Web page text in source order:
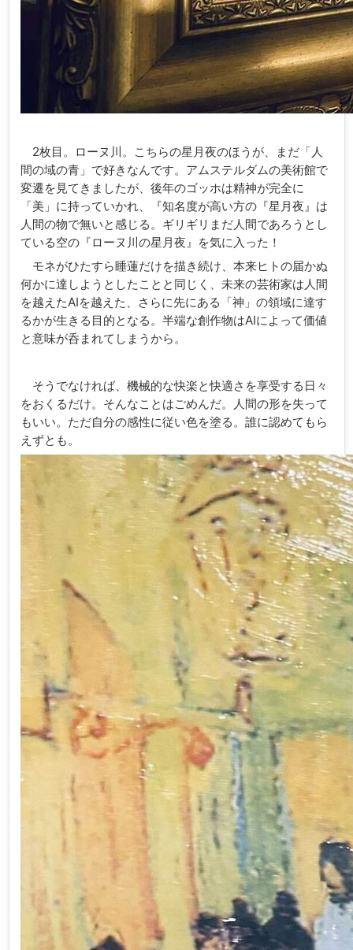
2枚目。ローヌ川。こちらの星月夜のほうが、まだ「人
間の域の青」で好きなんです。アムステルダムの美術館で
変遷を見てきましたが、後年のゴッホは精神が完全に
「美」に持っていかれ、『知名度が高い方の『星月夜』は
人間の物で無いと感じる。ギリギリまだ人間であろうとし
ている空の『ローヌ川の星月夜』を気に入った！
モネがひたすら睡蓮だけを描き続け、本来ヒトの届かぬ
何かに達しようとしたことと同じく、未来の芸術家は人間
を越えたAIを越えた、さらに先にある「神」の領域に達す
るかが生きる目的となる。半端な創作物はAIによって価値
と意味が呑まれてしまうから。
そうでなければ、機械的な快楽と快適さを享受する日々
をおくるだけ。そんなことはごめんだ。人間の形を失って
もいい。ただ自分の感性に従い色を塗る。誰に認めてもら
えずとも。